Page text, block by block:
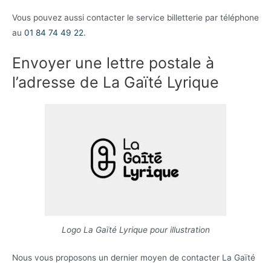
Vous pouvez aussi contacter le service billetterie par téléphone
au 01 84 74 49 22.
Envoyer une lettre postale à
l’adresse de La Gaïté Lyrique
Logo La Gaïté Lyrique pour illustration
Nous vous proposons un dernier moyen de contacter La Gaïté